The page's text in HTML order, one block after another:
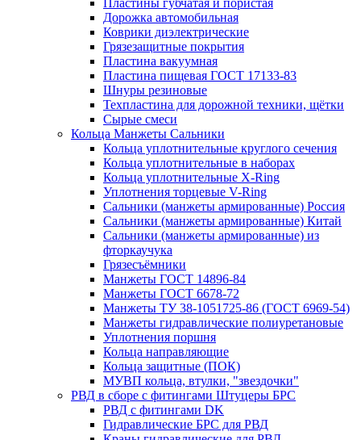
Пластины губчатая и пористая
Дорожка автомобильная
Коврики диэлектрические
Грязезащитные покрытия
Пластина вакуумная
Пластина пищевая ГОСТ 17133-83
Шнуры резиновые
Техпластина для дорожной техники, щётки
Сырые смеси
Кольца Манжеты Сальники
Кольца уплотнительные круглого сечения
Кольца уплотнительные в наборах
Кольца уплотнительные Х-Ring
Уплотнения торцевые V-Ring
Сальники (манжеты армированные) Россия
Сальники (манжеты армированные) Китай
Сальники (манжеты армированные) из
фторкаучука
Грязесъёмники
Манжеты ГОСТ 14896-84
Манжеты ГОСТ 6678-72
Манжеты ТУ 38-1051725-86 (ГОСТ 6969-54)
Манжеты гидравлические полиуретановые
Уплотнения поршня
Кольца направляющие
Кольца защитные (ПОК)
МУВП кольца, втулки, "звездочки"
РВД в сборе с фитингами Штуцеры БРС
РВД с фитингами DK
Гидравлические БРС для РВД